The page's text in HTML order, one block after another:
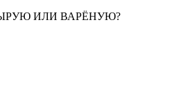
ИЛИ ВАРЁНУЮ?